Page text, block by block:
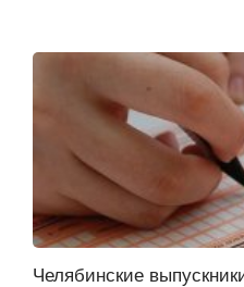
Челябинские